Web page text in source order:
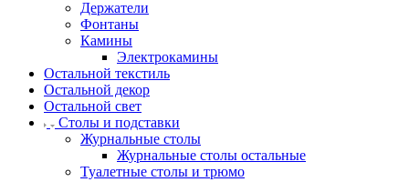
Держатели
Фонтаны
Камины
Электрокамины
Остальной текстиль
Остальной декор
Остальной свет
Столы и подставки
Журнальные столы
Журнальные столы остальные
Туалетные столы и трюмо